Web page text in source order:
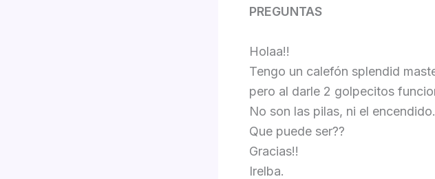
PREGUNTAS
Holaa!!
Tengo un calefón splendid
pero al darle 2 golpecitos
No son las pilas, ni el encendido.
Que puede ser??
Gracias!!
Irelba.